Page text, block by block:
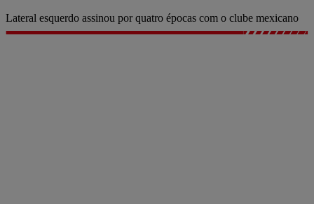
Lateral esquerdo assinou por quatro épocas com o clube mexicano